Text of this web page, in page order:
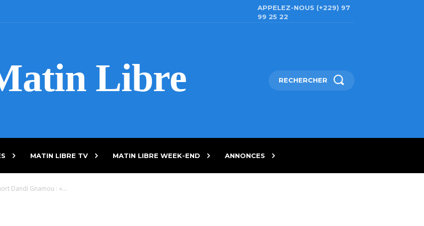
APPELEZ-NOUS (+229) 97
99 25 22
Libre RECHERCHER
MATIN LIBRE TV MATIN LIBRE WEEK-END ANNONCES
Dandi Gnamou : «...